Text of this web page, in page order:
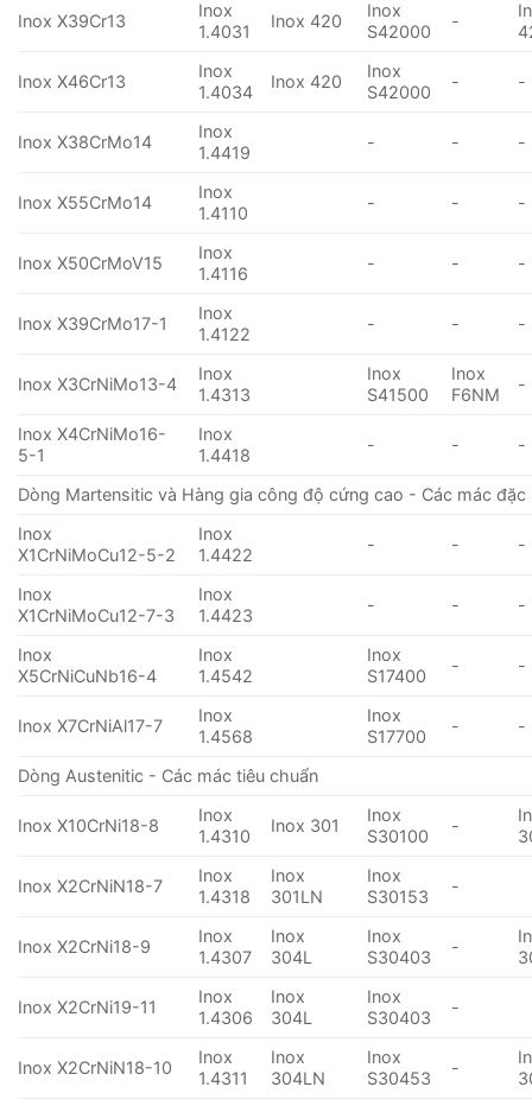
Inox X39Cr13
Inox
1.4031
Inox 420
Inox
S42000
-
Inox X46Cr13
Inox
1.4034
Inox 420
Inox
S42000
- -
Inox X38CrMo14
Inox
1.4419
- - -
Inox X55CrMo14
Inox
1.4110
- - -
Inox X50CrMoV15
Inox
1.4116
- - -
Inox X39CrMo17-1
Inox
1.4122
- - -
Inox X3CrNiMo13-4
Inox
1.4313
Inox
S41500
Inox
F6NM
-
Inox X4CrNiMo16-
5-1
Inox
1.4418
- - -
Dòng Martensitic và Hàng gia công độ cứng cao - Các mác đặc
Inox
X1CrNiMoCu12-5-2
Inox
1.4422
- - -
Inox
X1CrNiMoCu12-7-3
Inox
1.4423
- - -
Inox
X5CrNiCuNb16-4
Inox
1.4542
Inox
S17400
- -
Inox X7CrNiAl17-7
Inox
1.4568
Inox
S17700
- -
Dòng Austenitic - Các mác tiêu chuẩn
Inox X10CrNi18-8
Inox
1.4310
Inox 301
Inox
S30100
-
Inox X2CrNiN18-7
Inox
1.4318
Inox
301LN
Inox
S30153
-
Inox X2CrNi18-9
Inox
1.4307
Inox
304L
Inox
S30403
-
Inox X2CrNi19-11
Inox
1.4306
Inox
304L
Inox
S30403
-
Inox X2CrNiN18-10
Inox
1.4311
Inox
304LN
Inox
S30453
-